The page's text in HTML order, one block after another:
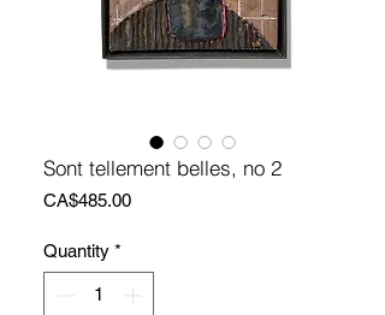
Sont tellement belles, no 2
CA$485.00Price
Quantity *